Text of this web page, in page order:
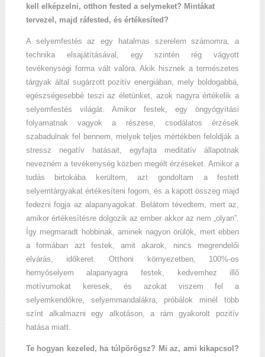
kell elképzelni, otthon fested a selymeket? Mintákat
tervezel, majd ráfested, és értékesíted?
A selyemfestés az egy hatalmas szerelem számomra, a
technika elsajátításával, egy szintén rég vágyott
tevékenységi forma vált valóra. Akik hisznek a természetes
tárgyak által sugárzott pozitív energiában, mely boldogabbá,
egészségesebbé teszi az életünket, azok nagyra értékelik a
selyemfestés világát. Amikor festek, egy öngyógyítási
folyamatnak vagyok a részese, csodálatos érzések
szabadulnak fel bennem, melyek teljes mértékben feloldják a
stressz negatív hatásait, egyfajta meditatív állapotnak
nevezném a tevékenység közben megélt érzéseket. Amikor a
tudás birtokába kerültem, azt gondoltam a festett
selyemtárgyakat értékesíteni fogom, és a kapott összeg majd
fedezni fogja az alapanyagokat. Belátom tévedtem, mert az,
amikor értékesítésre dolgozik az ember akkor az nem „olyan”.
Így megmaradt hobbinak, aminek nagyon örülök, mert ebben
a formában azt festek, amit akarok, nincs megrendelői
elvárás, időkeret. Otthoni környezetben, 100%-os
hernyóselyem alapanyagra festek, kedvemhez illő
motívumokat keresek, és azokat viszem fel a
selyemkendőkre, selyemmandalákra, próbálok minél több
színt alkalmazni egy alkotáson, a rám gyakorolt pozitív
hatása miatt.
Te hogyan kezeled, ha túlpörögsz? Mi az, ami kikapcsol?